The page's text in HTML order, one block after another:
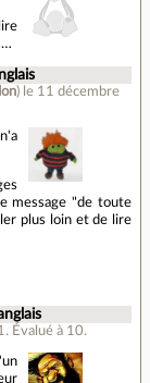
) le 11 décembre
message "de toute
plus loin et de lire
. Évalué à 10.